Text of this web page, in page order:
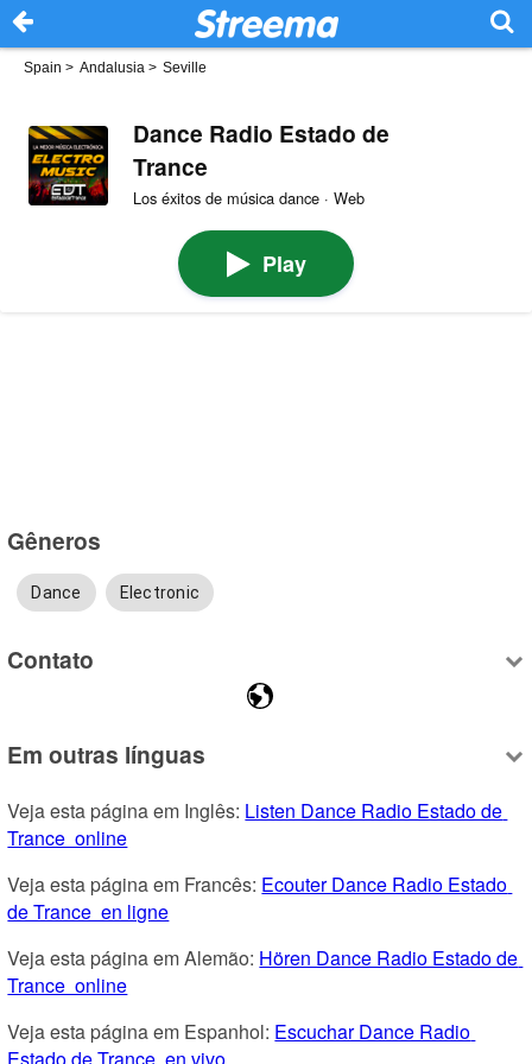
Spain > Andalusia > Seville
Dance Radio Estado de
Trance
Los éxitos de música dance · Web
Play
Gêneros
Dance Electronic
Contato
Em outras línguas
Veja esta página em Inglês: Listen Dance Radio Estado de
Trance  online
Veja esta página em Francês: Ecouter Dance Radio Estado
de Trance  en ligne
Veja esta página em Alemão: Hören Dance Radio Estado de
Trance  online
Veja esta página em Espanhol: Escuchar Dance Radio
Estado de Trance  en vivo